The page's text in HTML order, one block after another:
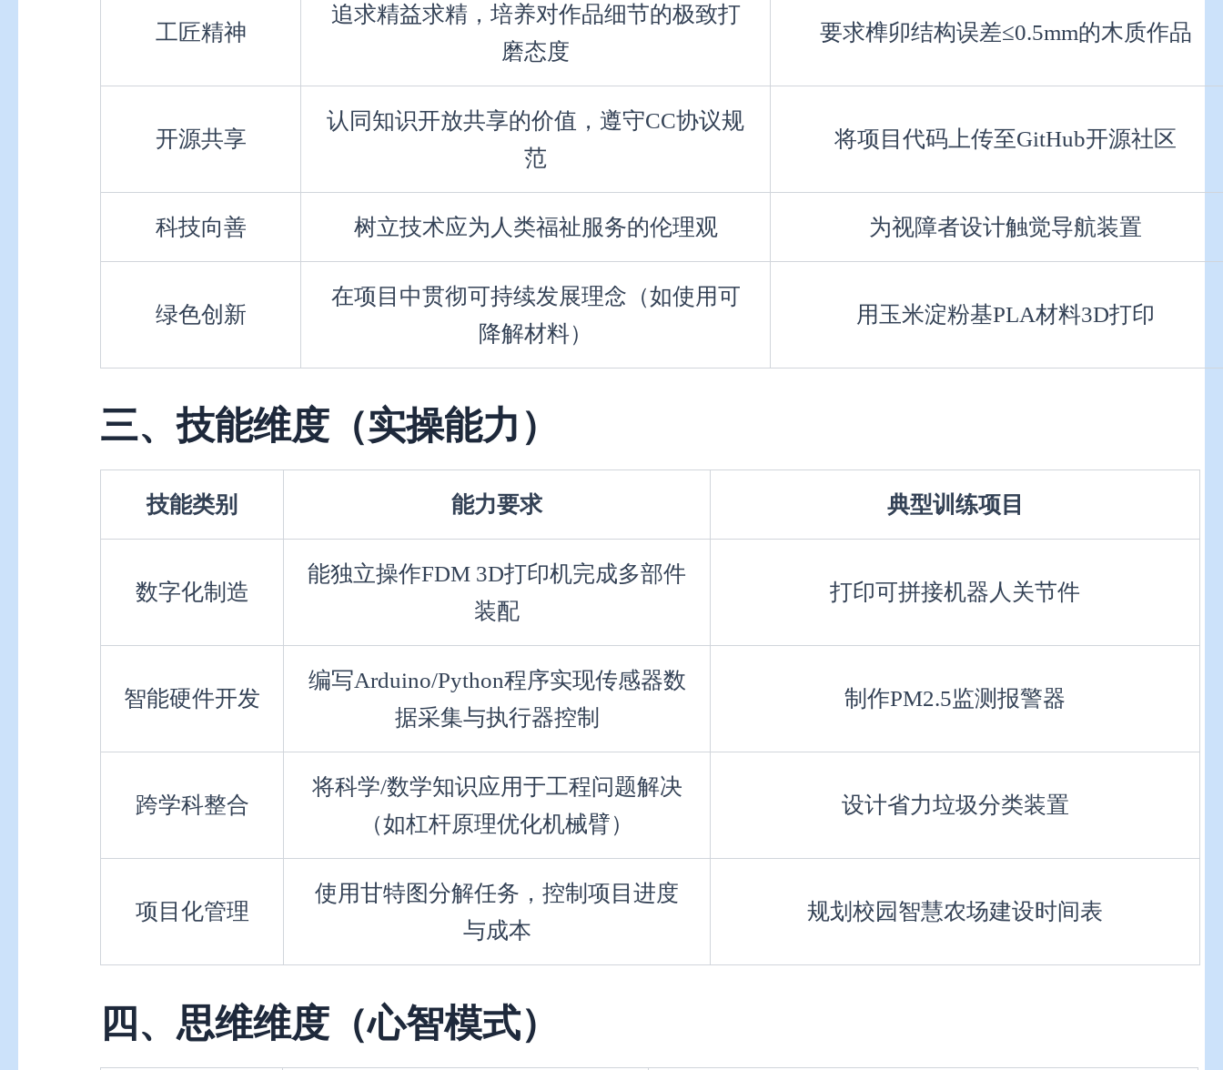
工匠精神
追求精益求精，培养对作品细节的极致打
磨态度
要求榫卯结构误差≤0.5mm的木质作品
开源共享
认同知识开放共享的价值，遵守CC协议规
范
将项目代码上传至GitHub开源社区
科技向善 树立技术应为人类福祉服务的伦理观 为视障者设计触觉导航装置
绿色创新
在项目中贯彻可持续发展理念（如使用可
降解材料）
用玉米淀粉基PLA材料3D打印
三、技能维度（实操能力）
技能类别 能力要求 典型训练项目
数字化制造
能独立操作FDM 3D打印机完成多部件
装配
打印可拼接机器人关节件
智能硬件开发
编写Arduino/Python程序实现传感器数
据采集与执行器控制
制作PM2.5监测报警器
跨学科整合
将科学/数学知识应用于工程问题解决
（如杠杆原理优化机械臂）
设计省力垃圾分类装置
项目化管理
使用甘特图分解任务，控制项目进度
与成本
规划校园智慧农场建设时间表
四、思维维度（心智模式）